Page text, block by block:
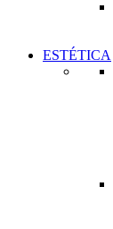
ESTÉTICA